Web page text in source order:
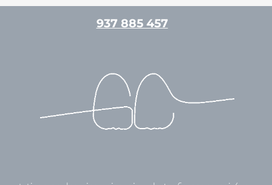
937 885 457
/ Por admin